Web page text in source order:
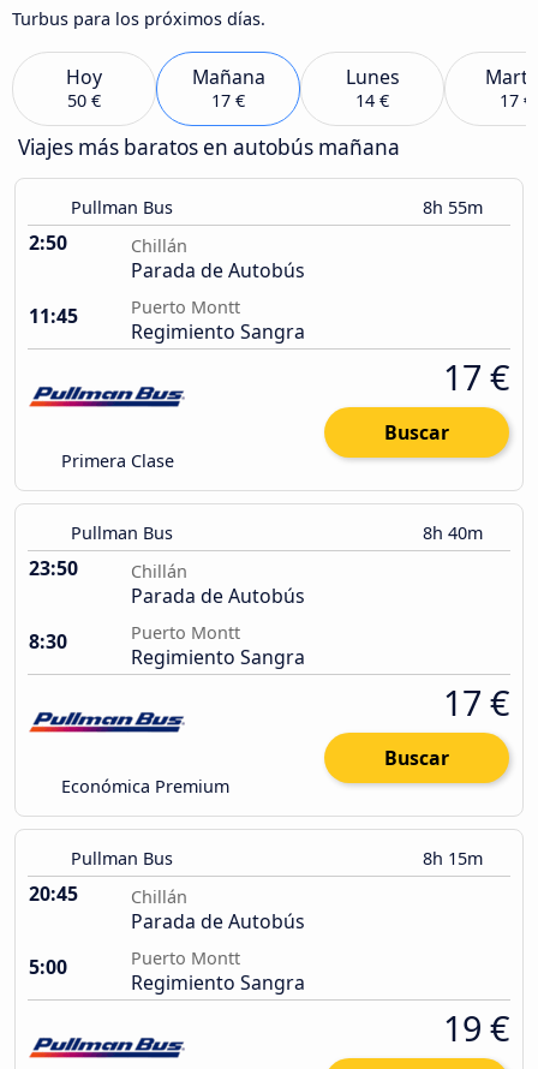
Turbus para los próximos días.
Hoy
50 €
Mañana
17 €
Lunes
14 € 17 €
Viajes más baratos en autobús mañana
Pullman Bus 8h 55m
2:50 Chillán
Parada de Autobús
11:45
Puerto Montt
Regimiento Sangra
Primera Clase
17 €
Buscar
Pullman Bus 8h 40m
23:50 Chillán
Parada de Autobús
8:30
Puerto Montt
Regimiento Sangra
Económica Premium
17 €
Buscar
Pullman Bus 8h 15m
20:45 Chillán
Parada de Autobús
5:00
Puerto Montt
Regimiento Sangra
19 €